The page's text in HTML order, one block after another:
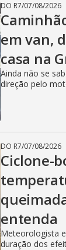
DO R7/07/08/2026
em van,
casa na
Ainda não se
direção pelo
DO R7/07/08/2026
Ciclone-
entenda
Meteorologista
duração dos